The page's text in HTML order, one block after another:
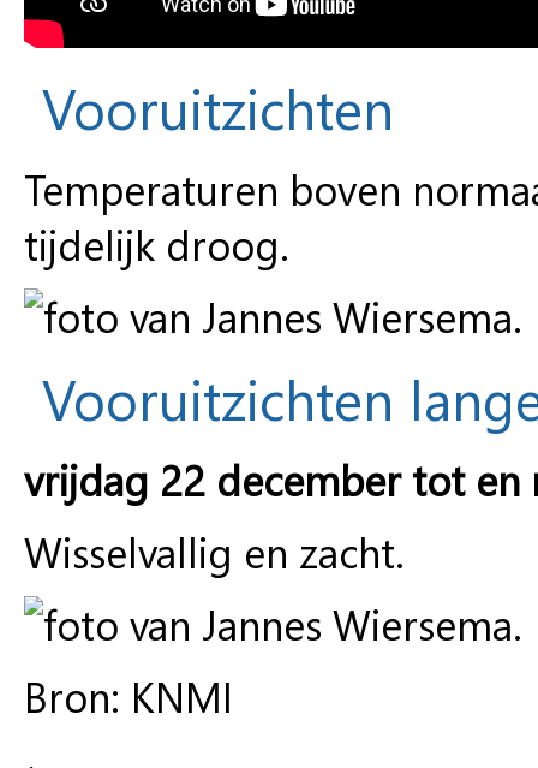
Vooruitzichten
Temperaturen boven
tijdelijk droog.
Vooruitzichten
vrijdag 22 december tot
Wisselvallig en zacht.
Bron: KNMI